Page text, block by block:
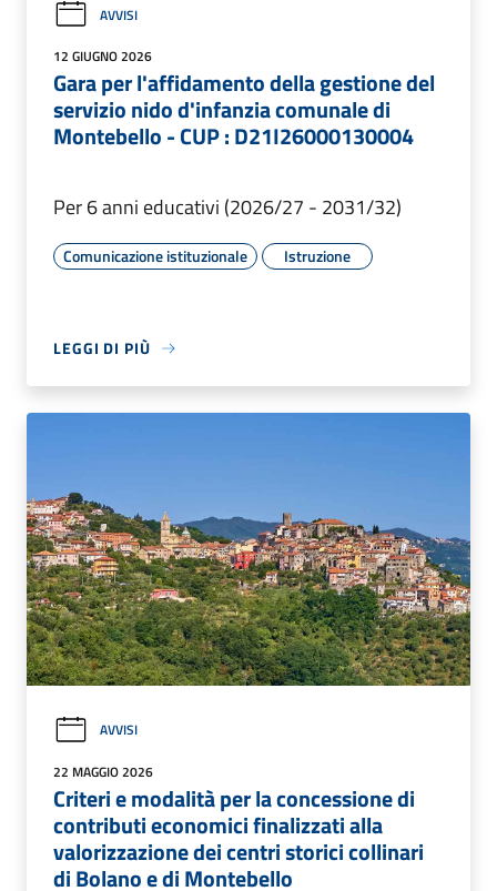
AVVISI
12 GIUGNO 2026
Gara per l'affidamento della gestione del
servizio nido d'infanzia comunale di
Montebello - CUP : D21I26000130004
Per 6 anni educativi (2026/27 - 2031/32)
Comunicazione istituzionale Istruzione
LEGGI DI PIÙ
AVVISI
22 MAGGIO 2026
Criteri e modalità per la concessione di
contributi economici finalizzati alla
valorizzazione dei centri storici collinari
di Bolano e di Montebello